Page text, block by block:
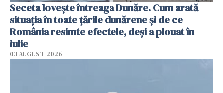
Seceta lovește întreaga Dunăre. Cum arată
situația în toate țările dunărene și de ce
România resimte efectele, deși a plouat în
iulie
03 AUGUST 2026